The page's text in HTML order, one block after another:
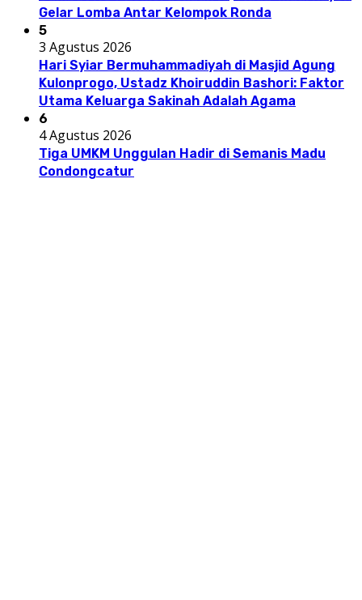
Gelar Lomba Antar Kelompok Ronda
5
3 Agustus 2026
Hari Syiar Bermuhammadiyah di Masjid Agung
Kulonprogo, Ustadz Khoiruddin Bashori: Faktor
Utama Keluarga Sakinah Adalah Agama
6
4 Agustus 2026
Tiga UMKM Unggulan Hadir di Semanis Madu
Condongcatur